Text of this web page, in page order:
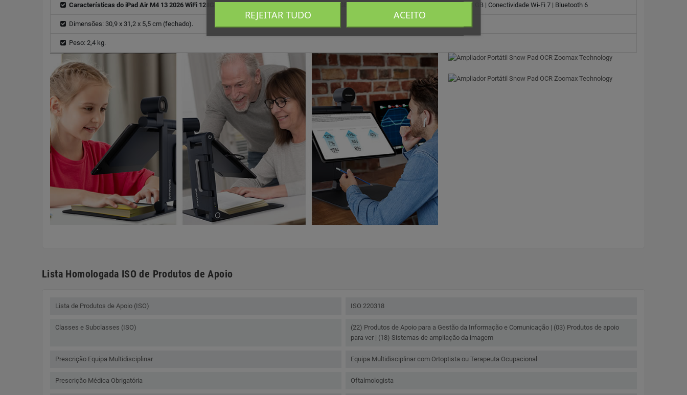
Características do iPad Air M4 13 2026 WiFi 128Gb: Apple M4 (8-core CPU + 9-core GPU) | 12 GB de RAM | Ecrã Liquid Retina (LCD) 13” | 128 GB | Conectividade Wi-Fi 7 | Bluetooth 6
Dimensões: 30,9 x 31,2 x 5,5 cm (fechado).
Peso: 2,4 kg.
Lista Homologada ISO de Produtos de Apoio
Lista de Produtos de Apoio (ISO) ISO 220318
Classes e Subclasses (ISO)
(22) Produtos de Apoio para a Gestão da Informação e Comunicação | (03) Produtos de apoio
para ver | (18) Sistemas de ampliação da imagem
Prescrição Equipa Multidisciplinar Equipa Multidisciplinar com Ortoptista ou Terapeuta Ocupacional
Prescrição Médica Obrigatória Oftalmologista
REJEITAR TUDO ACEITO